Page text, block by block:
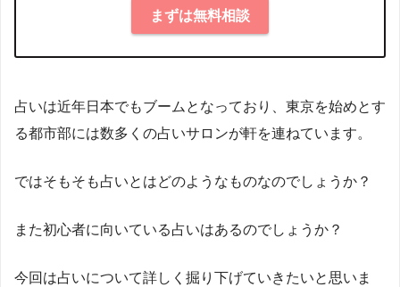
まずは無料相談
占いは近年日本でもブームとなっており、東京を始めとす
る都市部には数多くの占いサロンが軒を連ねています。
ではそもそも占いとはどのようなものなのでしょうか？
また初心者に向いている占いはあるのでしょうか？
今回は占いについて詳しく掘り下げていきたいと思いま